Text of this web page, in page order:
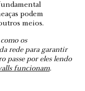
podem
meios.
os
rede para garantir
passe por eles lendo
funcionam.